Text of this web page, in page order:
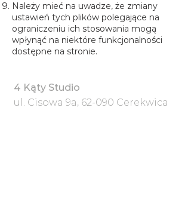
Należy mieć na uwadze, że zmiany
ustawień tych plików polegające na
ograniczeniu ich stosowania mogą
wpłynąć na niektóre funkcjonalności
dostępne na stronie.
4 Kąty Studio
ul. Cisowa 9a, 62-090 Cerekwica